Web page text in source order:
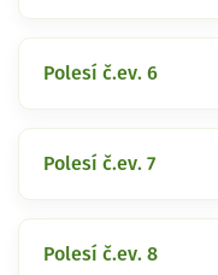
Polesí č.ev. 6
Polesí č.ev. 7
Polesí č.ev. 8